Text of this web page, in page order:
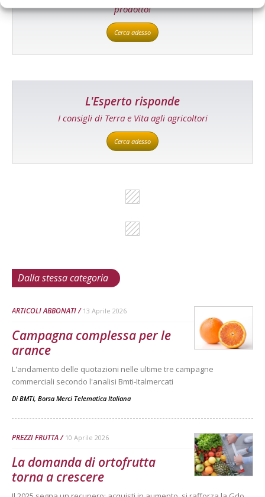
prodotto!
Cerca adesso
L'Esperto risponde
I consigli di Terra e Vita agli agricoltori
Cerca adesso
Dalla stessa categoria
ARTICOLI ABBONATI 13 Aprile 2026
Campagna complessa per le
arance
L'andamento delle quotazioni nelle ultime tre campagne
commerciali secondo l'analisi Bmti-Italmercati
Di BMTI, Borsa Merci Telematica Italiana
PREZZI FRUTTA 10 Aprile 2026
La domanda di ortofrutta
torna a crescere